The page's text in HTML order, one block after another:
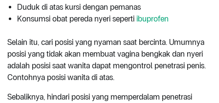
Duduk di atas kursi dengan pemanas
Konsumsi obat pereda nyeri seperti ibuprofen
Selain itu, cari posisi yang nyaman saat bercinta. Umumnya
posisi yang tidak akan membuat vagina bengkak dan nyeri
adalah posisi saat wanita dapat mengontrol penetrasi penis.
Contohnya posisi wanita di atas.
Sebaliknya, hindari posisi yang memperdalam penetrasi